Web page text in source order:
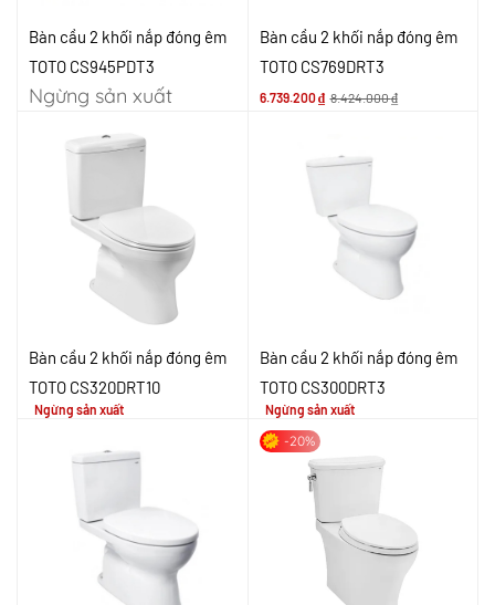
Bàn cầu 2 khối nắp đóng êm
TOTO CS945PDT3
Ngừng sản xuất
Bàn cầu 2 khối nắp đóng êm
TOTO CS769DRT3
6.739.200₫ 8.424.000₫
Bàn cầu 2 khối nắp đóng êm
TOTO CS320DRT10
Ngừng sản xuất
Bàn cầu 2 khối nắp đóng êm
TOTO CS300DRT3
Ngừng sản xuất
-20%